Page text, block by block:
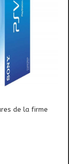
de la firme